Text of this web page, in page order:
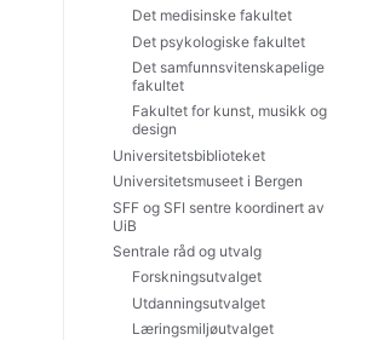
Det medisinske fakultet
Det psykologiske fakultet
Det samfunnsvitenskapelige
fakultet
Fakultet for kunst, musikk og
design
Universitetsbiblioteket
Universitetsmuseet i Bergen
SFF og SFI sentre koordinert av
UiB
Sentrale råd og utvalg
Forskningsutvalget
Utdanningsutvalget
Læringsmiljøutvalget